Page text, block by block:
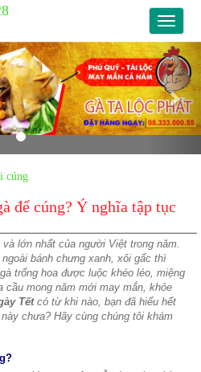
gà để cúng? Ý
Tết
trọng và lớn nhất của người
thừa, ngoài bánh chưng xanh,
con gà trống hoa được luộc
nghĩa cầu mong năm mới may